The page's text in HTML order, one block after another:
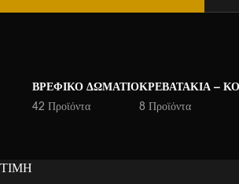
ΒΡΕΦΙΚΌ ΔΩΜΆΤΙΟ
42 Προϊόντα
ΚΡΕΒΑΤΆΚΙΑ –
8 Προϊόντα
ΤΙΜΉ